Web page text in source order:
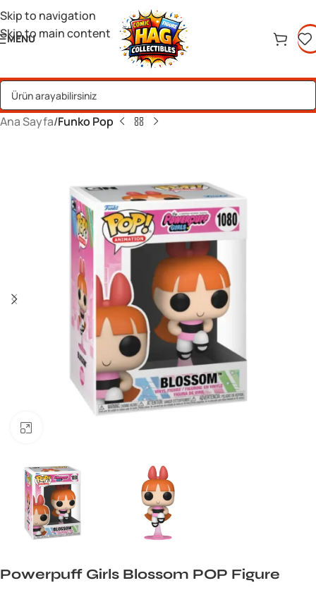
Skip to navigation
Skip to main content
MENU
Ana Sayfa Funko Pop
Powerpuff Girls Blossom POP Figure